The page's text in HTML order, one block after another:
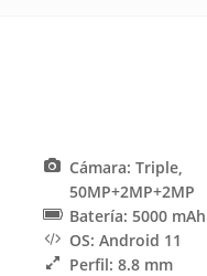
Cámara: Triple,
50MP+2MP+2MP
Batería: 5000 mAh
OS: Android 11
Perfil: 8.8 mm